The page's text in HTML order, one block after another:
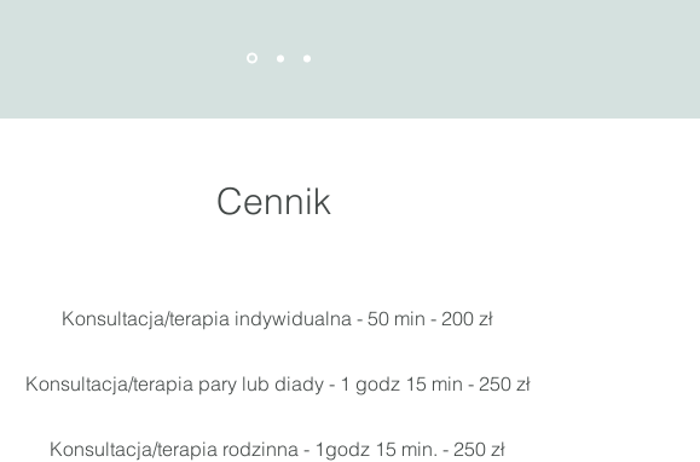
Cennik
Konsultacja/terapia indywidualna - 50 min - 200 zł
Konsultacja/terapia pary lub diady - 1 godz 15 min - 250 zł
Konsultacja/terapia rodzinna - 1godz 15 min. - 250 zł